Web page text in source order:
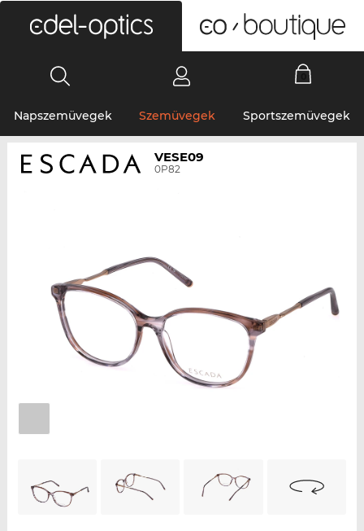
Napszemüvegek Szemüvegek Sportszemüvegek
VESE09
0P82